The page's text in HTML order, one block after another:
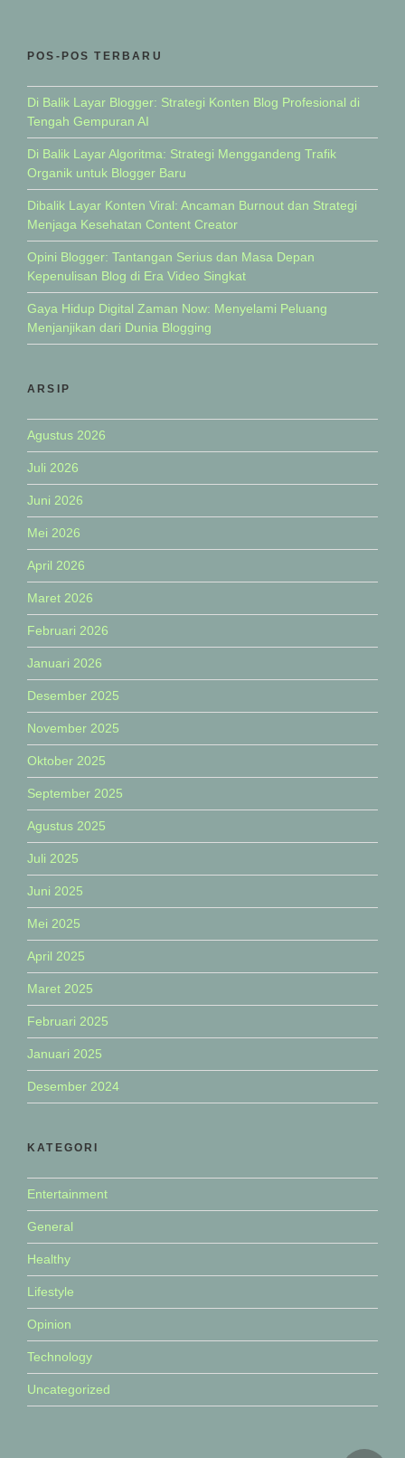
POS-POS TERBARU
Di Balik Layar Blogger: Strategi Konten Blog Profesional di
Tengah Gempuran AI
Di Balik Layar Algoritma: Strategi Menggandeng Trafik
Organik untuk Blogger Baru
Dibalik Layar Konten Viral: Ancaman Burnout dan Strategi
Menjaga Kesehatan Content Creator
Opini Blogger: Tantangan Serius dan Masa Depan
Kepenulisan Blog di Era Video Singkat
Gaya Hidup Digital Zaman Now: Menyelami Peluang
Menjanjikan dari Dunia Blogging
ARSIP
Agustus 2026
Juli 2026
Juni 2026
Mei 2026
April 2026
Maret 2026
Februari 2026
Januari 2026
Desember 2025
November 2025
Oktober 2025
September 2025
Agustus 2025
Juli 2025
Juni 2025
Mei 2025
April 2025
Maret 2025
Februari 2025
Januari 2025
Desember 2024
KATEGORI
Entertainment
General
Healthy
Lifestyle
Opinion
Technology
Uncategorized